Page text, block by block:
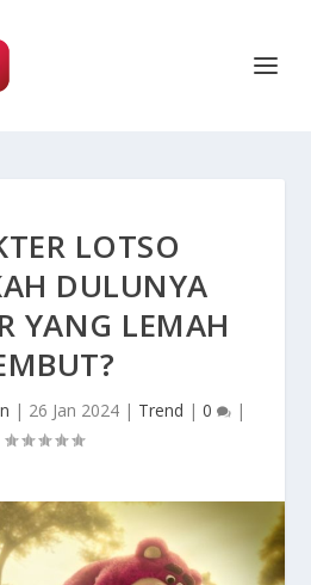
LOTSO
DULUNYA
YANG LEMAH
| 26 Jan 2024| Trend | 0 |